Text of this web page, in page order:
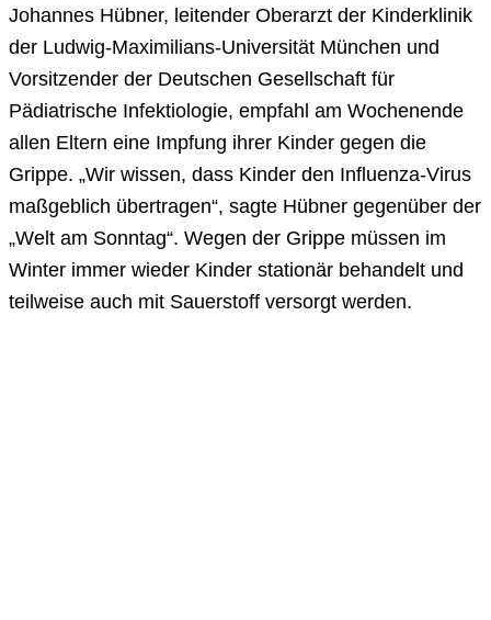
Johannes Hübner, leitender Oberarzt der Kinderklinik
der Ludwig-Maximilians-Universität München und
Vorsitzender der Deutschen Gesellschaft für
Pädiatrische Infektiologie, empfahl am Wochenende
allen Eltern eine Impfung ihrer Kinder gegen die
Grippe. „Wir wissen, dass Kinder den Influenza-Virus
maßgeblich übertragen“, sagte Hübner gegenüber der
„Welt am Sonntag“. Wegen der Grippe müssen im
Winter immer wieder Kinder stationär behandelt und
teilweise auch mit Sauerstoff versorgt werden.